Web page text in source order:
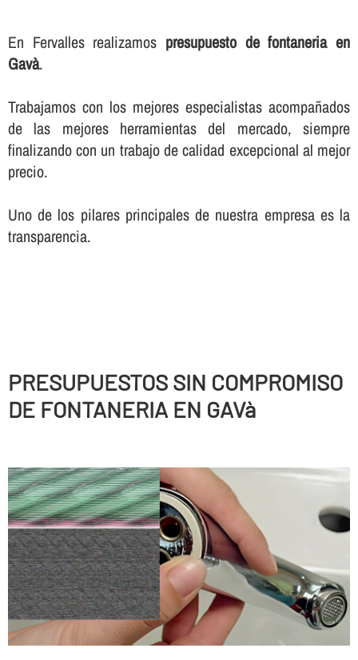
En Fervalles realizamos presupuesto de fontaneria en
Gavà.
Trabajamos con los mejores especialistas acompañados
de las mejores herramientas del mercado, siempre
finalizando con un trabajo de calidad excepcional al mejor
precio.
Uno de los pilares principales de nuestra empresa es la
transparencia.
PRESUPUESTOS SIN COMPROMISO
DE FONTANERIA EN GAVà